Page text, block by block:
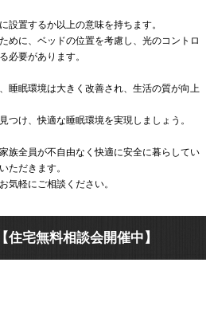
設置するか以上の意味を持ちます。
めに、ベッドの位置を考慮し、光のコントロ
必要があります。
睡眠環境は大きく改善され、生活の質が向上
つけ、快適な睡眠環境を実現しましょう。
族全員が不自由なく快適に安全に暮らしてい
ただきます。
気軽にご相談ください。
住宅無料相談会開催中】